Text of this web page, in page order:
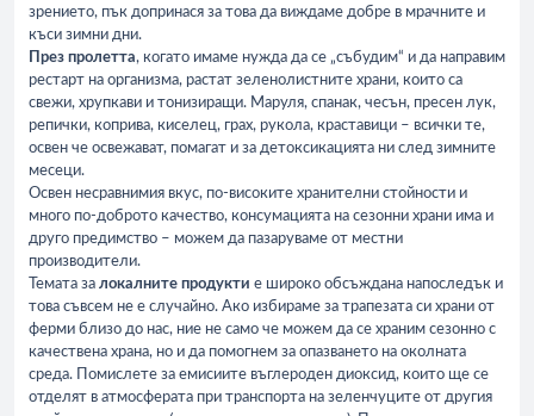
зрението, пък допринася за това да виждаме добре в мрачните и
къси зимни дни.
През пролетта, когато имаме нужда да се „събудим“ и да направим
рестарт на организма, растат зеленолистните храни, които са
свежи, хрупкави и тонизиращи. Маруля, спанак, чесън, пресен лук,
репички, коприва, киселец, грах, рукола, краставици – всички те,
освен че освежават, помагат и за детоксикацията ни след зимните
месеци.
Освен несравнимия вкус, по-високите хранителни стойности и
много по-доброто качество, консумацията на сезонни храни има и
друго предимство – можем да пазаруваме от местни
производители.
Темата за локалните продукти е широко обсъждана напоследък и
това съвсем не е случайно. Ако избираме за трапезата си храни от
ферми близо до нас, ние не само че можем да се храним сезонно с
качествена храна, но и да помогнем за опазването на околната
среда. Помислете за емисиите въглероден диоксид, които ще се
отделят в атмосферата при транспорта на зеленчуците от другия